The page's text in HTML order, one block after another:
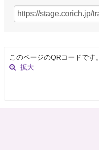
このページのQRコードです。
拡大